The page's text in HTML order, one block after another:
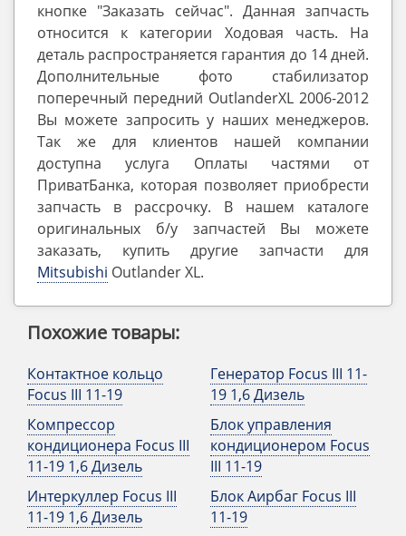
кнопке "Заказать сейчас". Данная запчасть
относится к категории Ходовая часть. На
деталь распространяется гарантия до 14 дней.
Дополнительные фото стабилизатор
поперечный передний OutlanderXL 2006-2012
Вы можете запросить у наших менеджеров.
Так же для клиентов нашей компании
доступна услуга Оплаты частями от
ПриватБанка, которая позволяет приобрести
запчасть в рассрочку. В нашем каталоге
оригинальных б/у запчастей Вы можете
заказать, купить другие запчасти для
Mitsubishi Outlander ‎XL.
Похожие товары:
Контактное кольцо
Focus III 11-19
Компрессор
кондиционера Focus III
11-19 1,6 Дизель
Интеркуллер Focus III
11-19 1,6 Дизель
Генератор Focus III 11-
19 1,6 Дизель
Блок управления
кондиционером Focus
III 11-19
Блок Аирбаг Focus III
11-19